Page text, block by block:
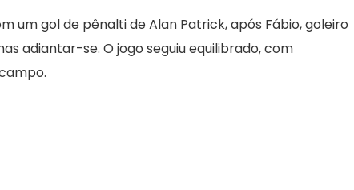
um gol de pênalti de Alan Patrick, após Fábio, goleiro
adiantar-se. O jogo seguiu equilibrado, com